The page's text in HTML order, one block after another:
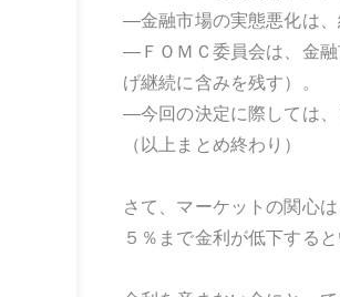
―金融市場の実態悪化は、
―ＦＯＭＣ委員会は、金融
げ継続に含みを残す）。
―今回の決定に際しては、
（以上まとめ終わり）
さて、マーケットの関心
５％まで金利が低下する